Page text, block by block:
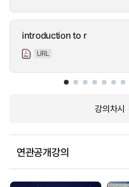
introduction to r
URL
강의차시
연관공개강의